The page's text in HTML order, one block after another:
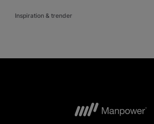
Inspiration & trender